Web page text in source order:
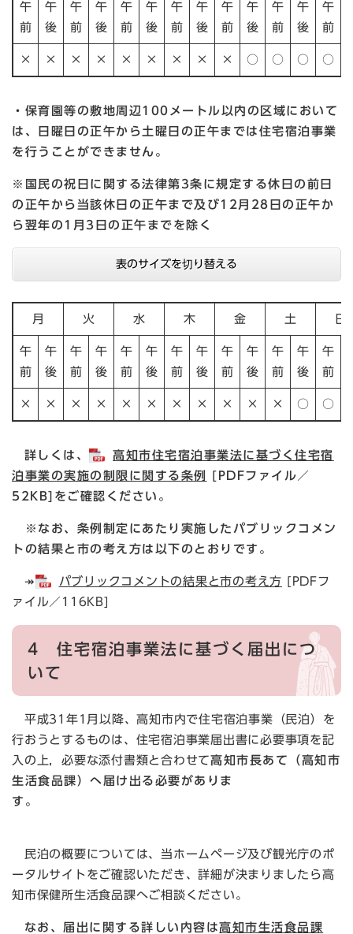
午
前
午
後
午
前
午
後
午
前
午
後
午
前
午
後
午
前
午
後
午
前
午
後
午
前
× × × × × × × × × ○ ○ ○ ○
・保育園等の敷地周辺100メートル以内の区域において
は、日曜日の正午から土曜日の正午までは住宅宿泊事業
を行うことができません。
※国民の祝日に関する法律第3条に規定する休日の前日
の正午から当該休日の正午まで及び12月28日の正午か
ら翌年の1月3日の正午までを除く
表のサイズを切り替える
月 火 水 木 金 土 日
午
前
午
後
午
前
午
後
午
前
午
後
午
前
午
後
午
前
午
後
午
前
午
後
午
前
× × × × × × × × × × × ○ ○
詳しくは、
高知市住宅宿泊事業法に基づく住宅宿
泊事業の実施の制限に関する条例
[PDFファイル／
52KB]をご確認ください。
※なお、条例制定にあたり実施したパブリックコメン
トの結果と市の考え方は以下のとおりです。
↠ パブリックコメントの結果と市の考え方 [PDFフ
ァイル／116KB]
4 住宅宿泊事業法に基づく届出につ
いて
平成31年1月以降、高知市内で住宅宿泊事業（民泊）を
行おうとするものは、住宅宿泊事業届出書に必要事項を記
入の上，必要な添付書類と合わせて高知市長あて（高知市
生活食品課）へ届け出る必要がありま
す。
民泊の概要については、当ホームページ及び観光庁のポ
ータルサイトをご確認いただき、詳細が決まりましたら高
知市保健所生活食品課へご相談ください。
なお、届出に関する詳しい内容は高知市生活食品課